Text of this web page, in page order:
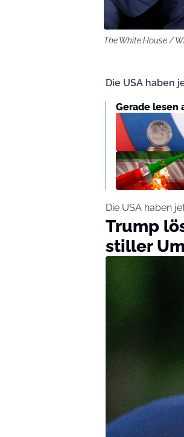
The White House /
Die USA haben
Gerade lesen
Die USA haben
Trump
stiller